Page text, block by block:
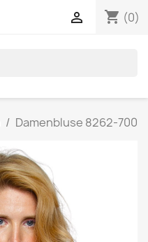
shopping_cart (0)

Damenbluse 8262-700